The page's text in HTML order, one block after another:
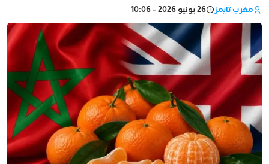
مغرب تايمز 26 يونيو 2026 - 10:06